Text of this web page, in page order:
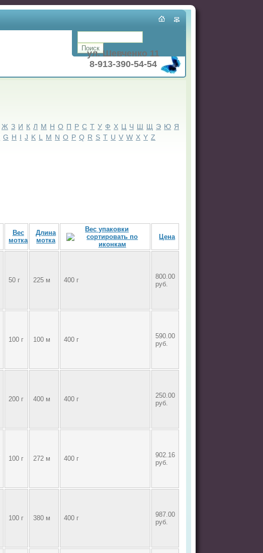
ул. Шевченко 11
8-913-390-54-54
Ж З И К Л М Н О П Р С Т У Ф Х Ц Ч Ш Щ Э Ю Я
G H I J K L M N O P Q R S T U V W X Y Z
Вес
мотка
Длина
мотка
Вес упаковки
Цена
50 г 225 м 400 г
800.00
руб.
100 г 100 м 400 г
590.00
руб.
200 г 400 м 400 г
250.00
руб.
100 г 272 м 400 г
902.16
руб.
100 г 380 м 400 г
987.00
руб.